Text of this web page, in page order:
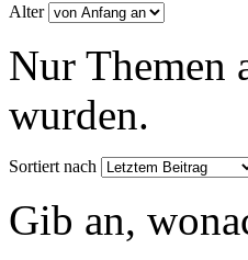
Alter
Nur Themen
wurden.
Sortiert nach
Gib an,